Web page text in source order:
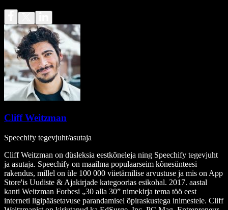
Cliff Weitzman
Speechify tegevjuht/asutaja
Cliff Weitzman on düsleksia eestkõneleja ning Speechify tegevjuht
ja asutaja. Speechify on maailma populaarseim kõnesünteesi
rakendus, millel on üle 100 000 viietärnilise arvustuse ja mis on App
Store'is Uudiste & Ajakirjade kategoorias esikohal. 2017. aastal
kanti Weitzman Forbesi „30 alla 30” nimekirja tema töö eest
interneti ligipääsetavuse parandamisel õpiraskustega inimestele. Cliff